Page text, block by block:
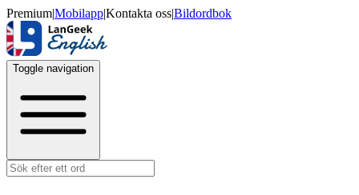
Premium|Mobilapp|Kontakta oss|Bildordbok
Toggle navigation